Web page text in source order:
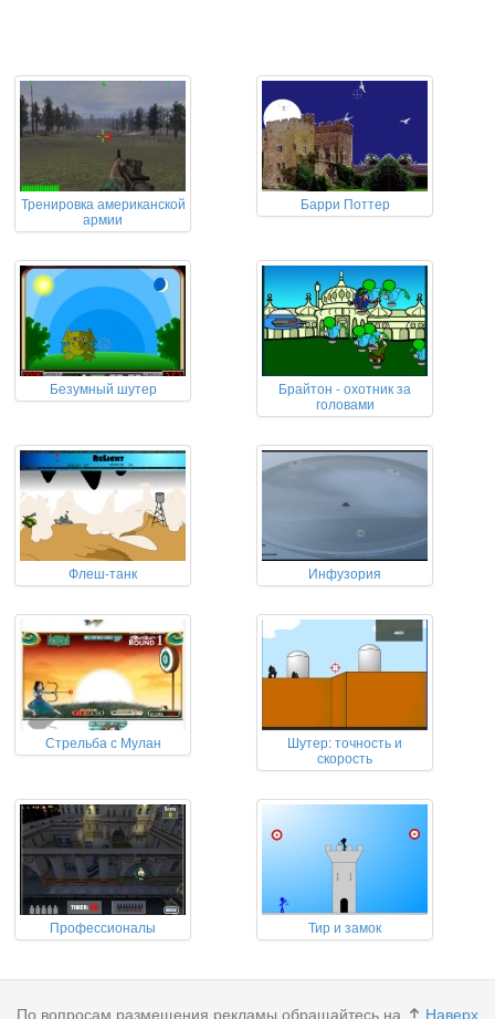
Тренировка американской
армии
Барри Поттер
Безумный шутер
Брайтон - охотник за
головами
Флеш-танк Инфузория
Стрельба с Мулан
Шутер: точность и
скорость
Профессионалы Тир и замок
Наверх
По вопросам размещения рекламы обращайтесь на